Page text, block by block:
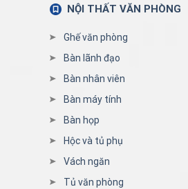
NỘI THẤT VĂN PHÒNG
Ghế văn phòng
Bàn lãnh đạo
Bàn nhân viên
Bàn máy tính
Bàn họp
Hộc và tủ phụ
Vách ngăn
Tủ văn phòng